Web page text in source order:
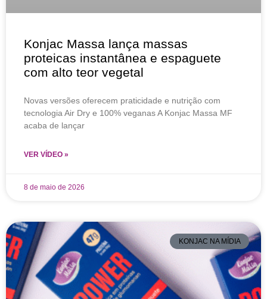
Konjac Massa lança massas
proteicas instantânea e espaguete
com alto teor vegetal
Novas versões oferecem praticidade e nutrição com
tecnologia Air Dry e 100% veganas A Konjac Massa MF
acaba de lançar
VER VÍDEO »
8 de maio de 2026
KONJAC NA MÍDIA